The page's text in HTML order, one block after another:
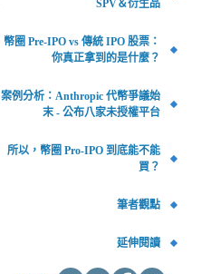
SPV＆衍生品
幣圈 Pre-IPO vs 傳統 IPO 股票：
你真正拿到的是什麼？
案例分析：Anthropic 代幣爭議始
末 - 公布八家未授權平台
所以，幣圈 Pro-IPO 到底能不能
買？
筆者觀點
延伸閱讀